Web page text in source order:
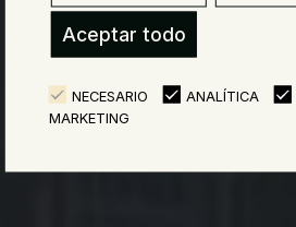
Aceptar todo
NECESARIO ANALÍTICA
MARKETING